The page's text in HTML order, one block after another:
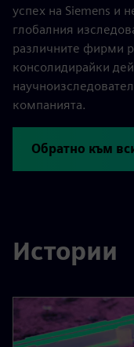
успех на Siemens и
глобалния
различните фирми
консолидирайки
компанията.
Истории